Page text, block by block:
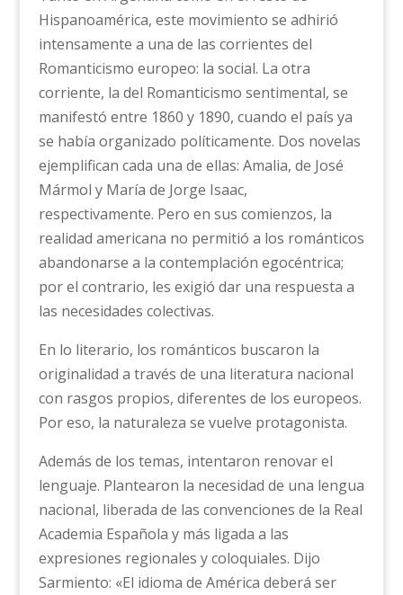
Hispanoamérica, este movimiento se adhirió
intensamente a una de las corrientes del
Romanticismo europeo: la social. La otra
corriente, la del Romanticismo sentimental, se
manifestó entre 1860 y 1890, cuando el país ya
se había organizado políticamente. Dos novelas
ejemplifican cada una de ellas: Amalia, de José
Mármol y María de Jorge Isaac,
respectivamente. Pero en sus comienzos, la
realidad americana no permitió a los románticos
abandonarse a la contemplación egocéntrica;
por el contrario, les exigió dar una respuesta a
las necesidades colectivas.
En lo literario, los románticos buscaron la
originalidad a través de una literatura nacional
con rasgos propios, diferentes de los europeos.
Por eso, la naturaleza se vuelve protagonista.
Además de los temas, intentaron renovar el
lenguaje. Plantearon la necesidad de una lengua
nacional, liberada de las convenciones de la Real
Academia Española y más ligada a las
expresiones regionales y coloquiales. Dijo
Sarmiento: «El idioma de América deberá ser